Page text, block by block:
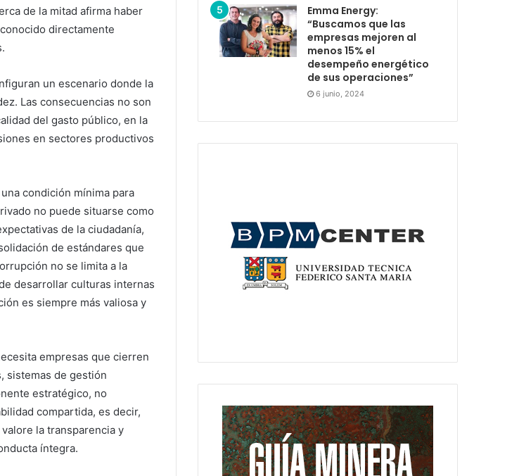
de la mitad afirma haber
directamente
un escenario donde la
Las consecuencias no son
del gasto público, en la
en sectores productivos
condición mínima para
no puede situarse como
de la ciudadanía,
de estándares que
no se limita a la
desarrollar culturas internas
es siempre más valiosa y
empresas que cierren
sistemas de gestión
estratégico, no
compartida, es decir,
la transparencia y
íntegra.
Emma Energy:
“Buscamos que las
empresas mejoren al
menos 15% el
desempeño energético
de sus operaciones”
6 junio, 2024